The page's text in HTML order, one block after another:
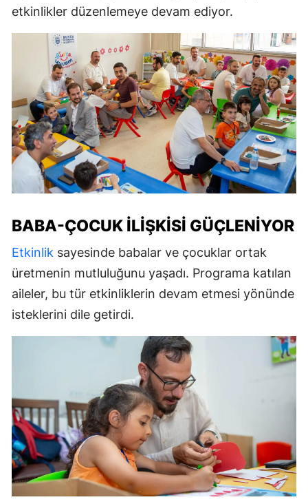
etkinlikler düzenlemeye devam ediyor.
BABA-ÇOCUK İLIŞKISI GÜÇLENIYOR
Etkinlik sayesinde babalar ve çocuklar ortak
üretmenin mutluluğunu yaşadı. Programa katılan
aileler, bu tür etkinliklerin devam etmesi yönünde
isteklerini dile getirdi.